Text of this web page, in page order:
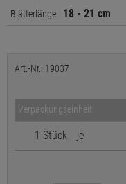
Blätterlänge 18 - 21 cm
Art.-Nr.: 19037
Verpackungseinheit
1 Stück je